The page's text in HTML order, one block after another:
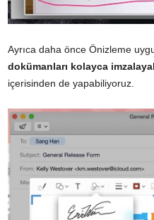
Ayrıca daha önce Önizleme
dokümanları kolayca
içerisinden de yapabiliyoruz.